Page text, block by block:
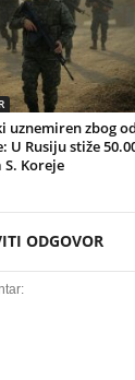
uznemiren zbog
U Rusiju stiže
Koreje
ODGOVOR